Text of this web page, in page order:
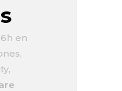
en
,
,